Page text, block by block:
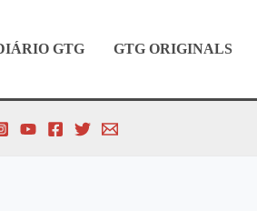
GTG GTG ORIGINALS